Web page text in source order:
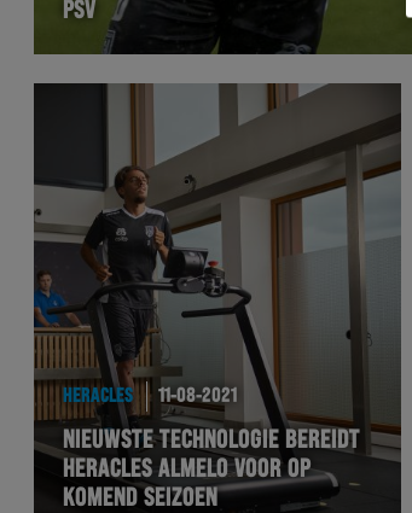
PSV
HERACLES 11-08-2021
NIEUWSTE TECHNOLOGIE BEREIDT
HERACLES ALMELO VOOR OP
KOMEND SEIZOEN